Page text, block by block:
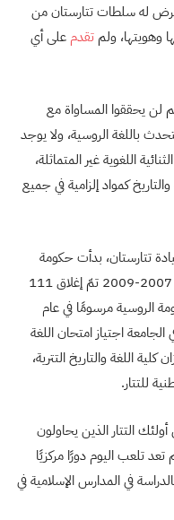
له سلطات تتارستان من
وهويتها، ولم تقدم على أي
لن يحققوا المساواة مع
باللغة الروسية، ولا يوجد
اللغوية غير المتماثلة،
كمواد إلزامية في جميع
تتارستان، بدأت حكومة
تتارستان في إغلاق المدارس التترية، وفي فترة 2007-2009 تمّ إغلاق 111
الروسية مرسومًا في عام
في الجامعة اجتياز امتحان اللغة
كلية اللغة والتاريخ التترية،
للتتار.
التتار الذين يحاولون
تعد تلعب اليوم دورًا مركزيًا
في المدارس الإسلامية في